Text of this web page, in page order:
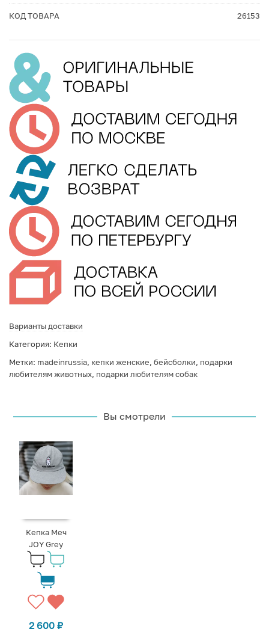
КОД ТОВАРА 26153
Варианты доставки
Категория: Кепки
Метки: madeinrussia, кепки женские, бейсболки, подарки
любителям животных, подарки любителям собак
Вы смотрели
Кепка Меч
JOY Grey
2 600₽